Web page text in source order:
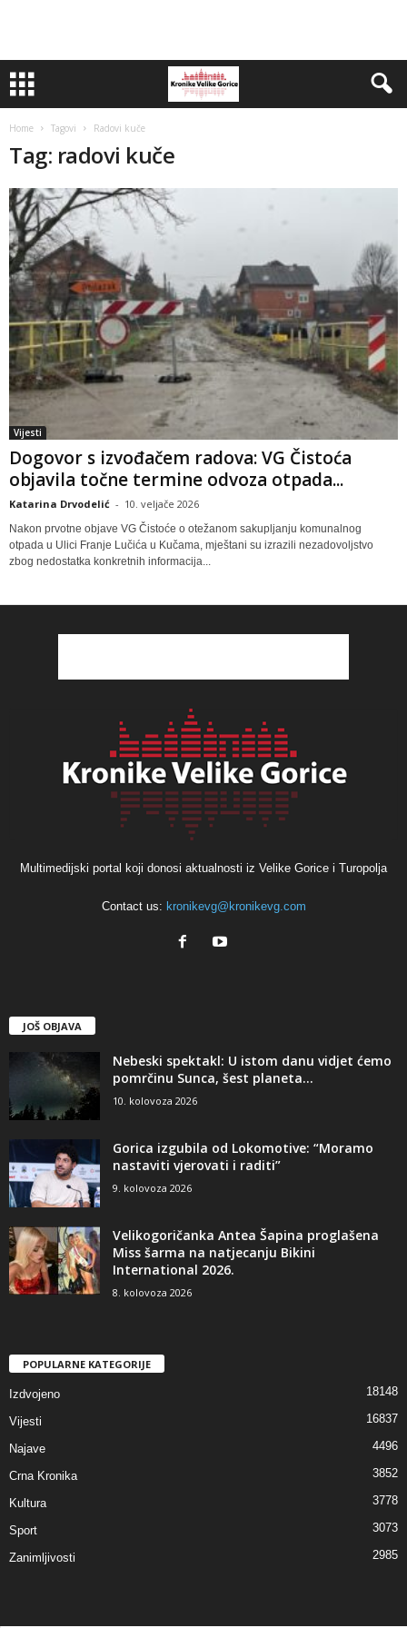
Home Tagovi Radovi kuče
Tag: radovi kuče
Vijesti
Dogovor s izvođačem radova: VG Čistoća
objavila točne termine odvoza otpada...
Katarina Drvodelić - 10. veljače 2026
Nakon prvotne objave VG Čistoće o otežanom sakupljanju komunalnog
otpada u Ulici Franje Lučića u Kučama, mještani su izrazili nezadovoljstvo
zbog nedostatka konkretnih informacija...
Multimedijski portal koji donosi aktualnosti iz Velike Gorice i Turopolja
Contact us: kronikevg@kronikevg.com
JOŠ OBJAVA
Nebeski spektakl: U istom danu vidjet ćemo
pomrčinu Sunca, šest planeta...
10. kolovoza 2026
Gorica izgubila od Lokomotive: “Moramo
nastaviti vjerovati i raditi”
9. kolovoza 2026
Velikogoričanka Antea Šapina proglašena
Miss šarma na natjecanju Bikini
International 2026.
8. kolovoza 2026
POPULARNE KATEGORIJE
Izdvojeno 18148
Vijesti 16837
Najave 4496
Crna Kronika 3852
Kultura 3778
Sport 3073
Zanimljivosti 2985